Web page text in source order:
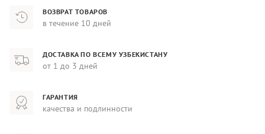
ВОЗВРАТ ТОВАРОВ
в течение 10 дней
ДОСТАВКА ПО ВСЕМУ УЗБЕКИСТАНУ
от 1 до 3 дней
ГАРАНТИЯ
качества и подлинности